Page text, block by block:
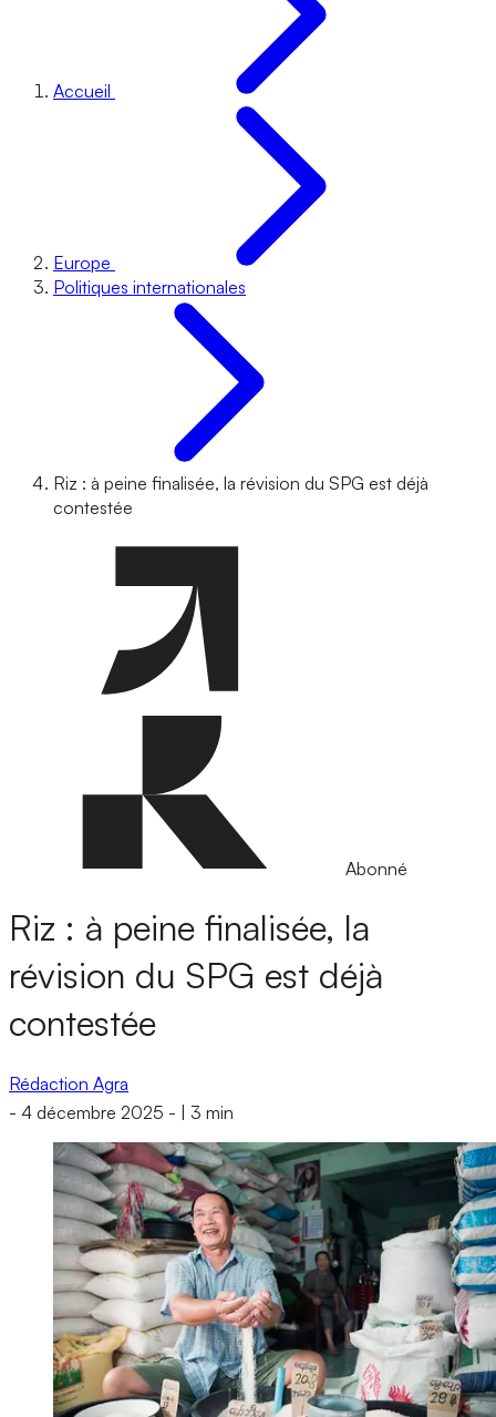
Accueil
Europe
Politiques internationales
Riz : à peine finalisée, la révision du SPG est déjà
contestée
Abonné
Riz : à peine finalisée, la
révision du SPG est déjà
contestée
Rédaction Agra
- 4 décembre 2025 - 3 min